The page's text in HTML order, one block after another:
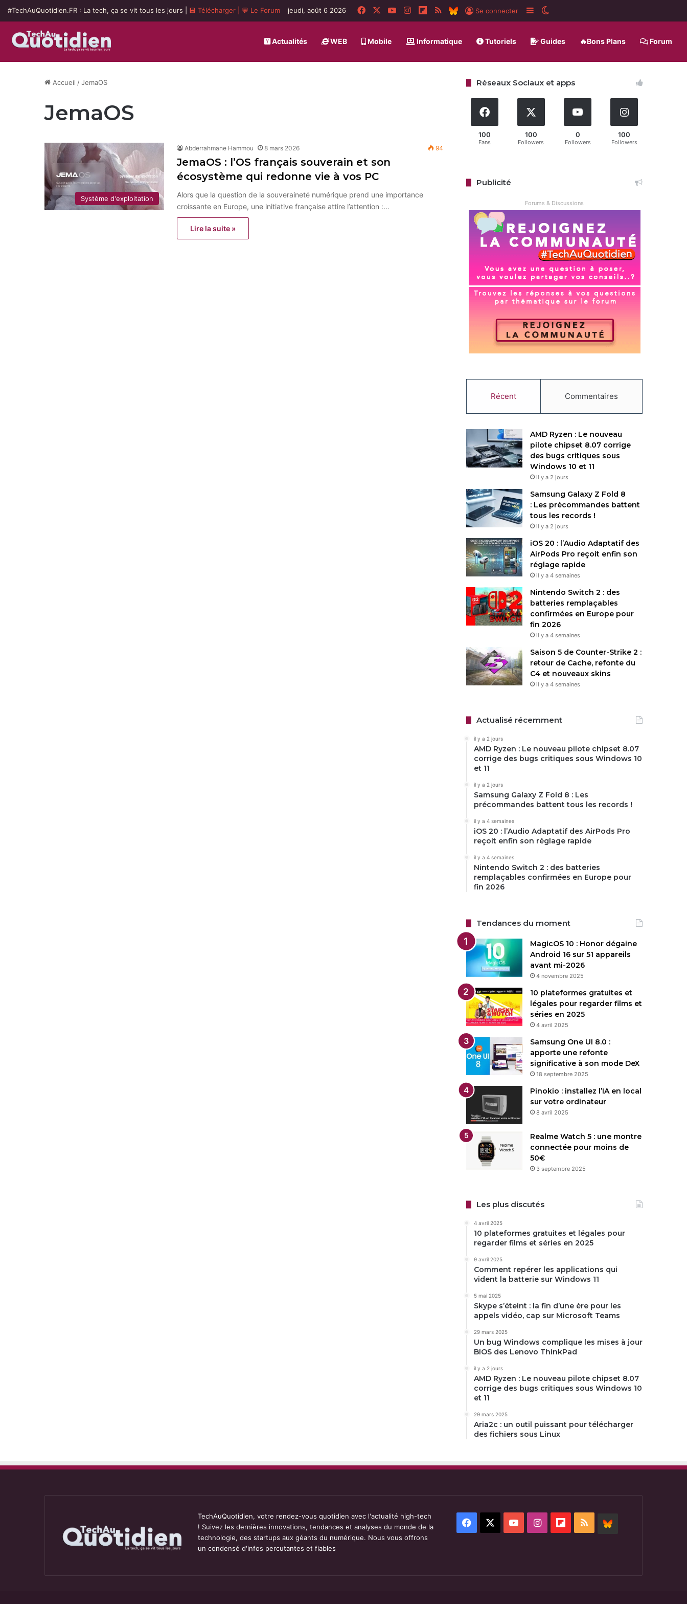
#TechAuQuotidien.FR : La tech, ça se vit tous les jours | 💾 Télécharger 💬 Le Forum jeudi, août 6 2026 FacebookYouTubeInstagramFlipboard
RSS BlueSky
Se connecter Sidebar (barre latérale)
Actualités WEB Mobile Informatique Tutoriels Guides 🔥Bons Plans Forum
Accueil /JemaOS
JemaOS
Système d'exploitation
Abderrahmane Hammou 8 mars 2026 94
JemaOS : l’OS français souverain et son
écosystème qui redonne vie à vos PC
Alors que la question de la souveraineté numérique prend une importance
croissante en Europe, une initiative française attire l’attention :…
Lire la suite »
Réseaux Sociaux et apps
100
Fans
100
Followers
0
Followers
100
Followers
Publicité
Forums & Discussions
Récent Commentaires
AMD Ryzen : Le nouveau
pilote chipset 8.07 corrige
des bugs critiques sous
Windows 10 et 11
il y a 2 jours
Samsung Galaxy Z Fold 8
: Les précommandes battent
tous les records !
il y a 2 jours
iOS 20 : l’Audio Adaptatif des
AirPods Pro reçoit enfin son
réglage rapide
il y a 4 semaines
Nintendo Switch 2 : des
batteries remplaçables
confirmées en Europe pour
fin 2026
il y a 4 semaines
Saison 5 de Counter-Strike 2 :
retour de Cache, refonte du
C4 et nouveaux skins
il y a 4 semaines
Actualisé récemment
il y a 2 jours
AMD Ryzen : Le nouveau pilote chipset 8.07
corrige des bugs critiques sous Windows 10
et 11
il y a 2 jours
Samsung Galaxy Z Fold 8 : Les
précommandes battent tous les records !
il y a 4 semaines
iOS 20 : l’Audio Adaptatif des AirPods Pro
reçoit enfin son réglage rapide
il y a 4 semaines
Nintendo Switch 2 : des batteries
remplaçables confirmées en Europe pour
fin 2026
Tendances du moment
MagicOS 10 : Honor dégaine
Android 16 sur 51 appareils
avant mi-2026
4 novembre 2025
10 plateformes gratuites et
légales pour regarder films et
séries en 2025
4 avril 2025
Samsung One UI 8.0 :
apporte une refonte
significative à son mode DeX
18 septembre 2025
Pinokio : installez l’IA en local
sur votre ordinateur
8 avril 2025
Realme Watch 5 : une montre
connectée pour moins de
50€
3 septembre 2025
Les plus discutés
4 avril 2025
10 plateformes gratuites et légales pour
regarder films et séries en 2025
9 avril 2025
Comment repérer les applications qui
vident la batterie sur Windows 11
5 mai 2025
Skype s’éteint : la fin d’une ère pour les
appels vidéo, cap sur Microsoft Teams
29 mars 2025
Un bug Windows complique les mises à jour
BIOS des Lenovo ThinkPad
il y a 2 jours
AMD Ryzen : Le nouveau pilote chipset 8.07
corrige des bugs critiques sous Windows 10
et 11
29 mars 2025
Aria2c : un outil puissant pour télécharger
des fichiers sous Linux
TechAuQuotidien, votre rendez-vous quotidien avec l'actualité high-tech
! Suivez les dernières innovations, tendances et analyses du monde de la
technologie, des startups aux géants du numérique. Nous vous offrons
un condensé d'infos percutantes et fiables
Facebook YouTubeInstagramFlipboard
RSS